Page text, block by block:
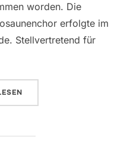
worden. Die
erfolgte im
Stellvertretend für
„JEWEILS 850 € SPENDE